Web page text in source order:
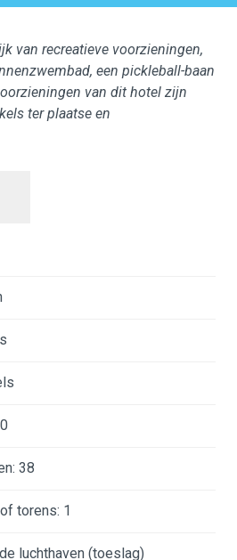
van recreatieve voorzieningen,
een pickleball-baan
van dit hotel zijn
ter plaatse en
38
torens: 1
luchthaven (toeslag)